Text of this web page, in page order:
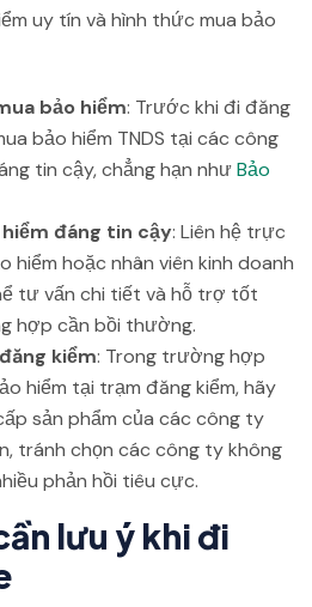
uy tín và hình thức mua bảo
bảo hiểm: Trước khi đi đăng
bảo hiểm TNDS tại các công
tin cậy, chẳng hạn nhưBảo
đáng tin cậy: Liên hệ trực
hiểm hoặc nhân viên kinh doanh
tư vấn chi tiết và hỗ trợ tốt
hợp cần bồi thường.
kiểm: Trong trường hợp
hiểm tại trạm đăng kiểm, hãy
sản phẩm của các công ty
tránh chọn các công ty không
phản hồi tiêu cực.
lưu ý khi đi